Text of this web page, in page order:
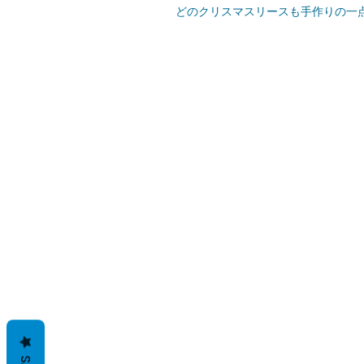
どのクリスマスリースも手作りの一